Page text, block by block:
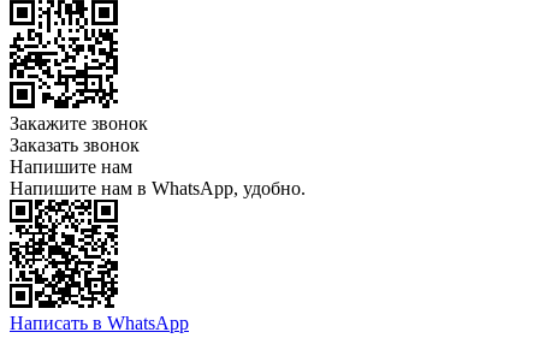
Закажите звонок
Заказать звонок
Напишите нам
Напишите нам в WhatsApp, удобно.
Написать в WhatsApp